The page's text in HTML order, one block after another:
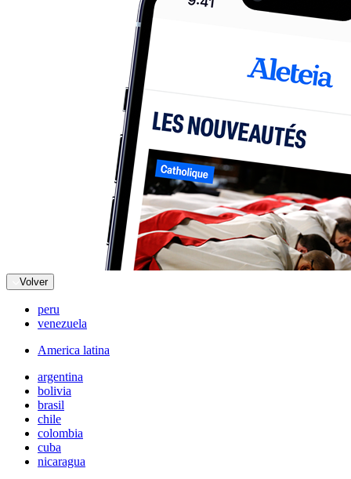
Volver
peru
venezuela
America latina
argentina
bolivia
brasil
chile
colombia
cuba
nicaragua